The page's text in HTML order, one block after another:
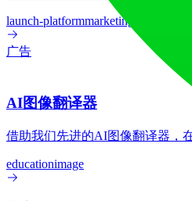
launch-platformmarketing
广告
AI图像翻译器
借助我们先进的AI图像翻译器，
educationimage